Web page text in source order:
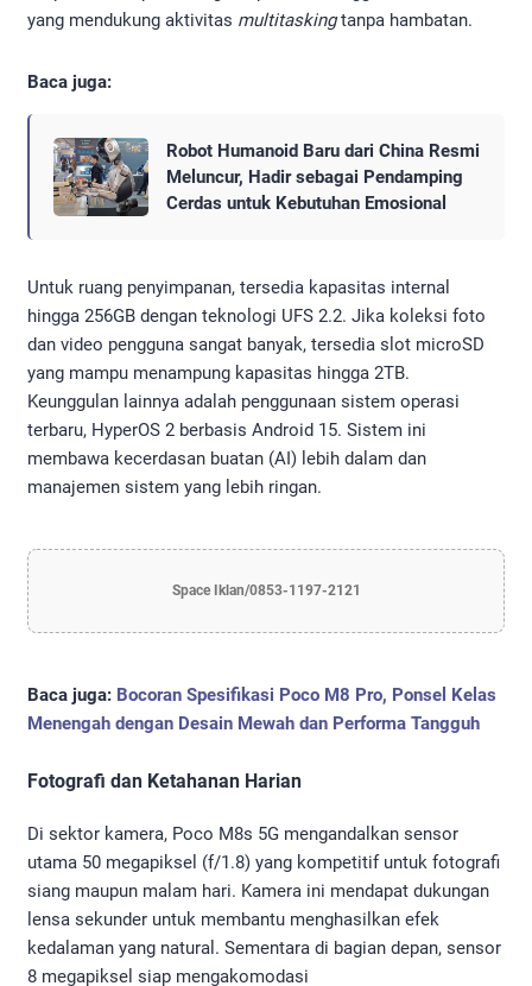
yang mendukung aktivitas multitaskingtanpa hambatan.
Baca juga:
Robot Humanoid Baru dari China Resmi
Meluncur, Hadir sebagai Pendamping
Cerdas untuk Kebutuhan Emosional
Untuk ruang penyimpanan, tersedia kapasitas internal
hingga 256GB dengan teknologi UFS 2.2. Jika koleksi foto
dan video pengguna sangat banyak, tersedia slot microSD
yang mampu menampung kapasitas hingga 2TB.
Keunggulan lainnya adalah penggunaan sistem operasi
terbaru, HyperOS 2 berbasis Android 15. Sistem ini
membawa kecerdasan buatan (AI) lebih dalam dan
manajemen sistem yang lebih ringan.
Space Iklan/0853-1197-2121
Baca juga: Bocoran Spesifikasi Poco M8 Pro, Ponsel Kelas
Menengah dengan Desain Mewah dan Performa Tangguh
Fotografi dan Ketahanan Harian
Di sektor kamera, Poco M8s 5G mengandalkan sensor
utama 50 megapiksel (f/1.8) yang kompetitif untuk fotografi
siang maupun malam hari. Kamera ini mendapat dukungan
lensa sekunder untuk membantu menghasilkan efek
kedalaman yang natural. Sementara di bagian depan, sensor
8 megapiksel siap mengakomodasi